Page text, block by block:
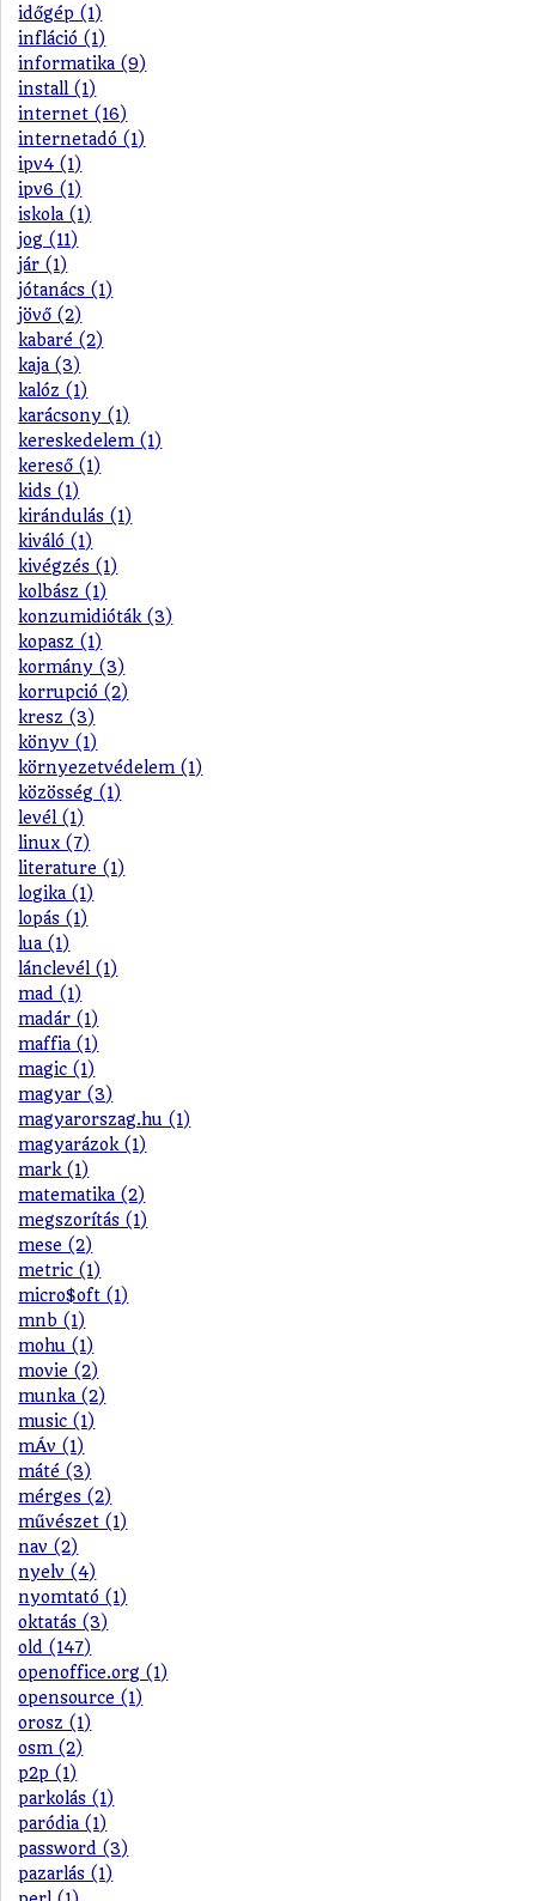
időgép (1)
infláció (1)
informatika (9)
install (1)
internet (16)
internetadó (1)
ipv4 (1)
ipv6 (1)
iskola (1)
jog (11)
jár (1)
jótanács (1)
jövő (2)
kabaré (2)
kaja (3)
kalóz (1)
karácsony (1)
kereskedelem (1)
kereső (1)
kids (1)
kirándulás (1)
kiváló (1)
kivégzés (1)
kolbász (1)
konzumidióták (3)
kopasz (1)
kormány (3)
korrupció (2)
kresz (3)
könyv (1)
környezetvédelem (1)
közösség (1)
levél (1)
linux (7)
literature (1)
logika (1)
lopás (1)
lua (1)
lánclevél (1)
mad (1)
madár (1)
maffia (1)
magic (1)
magyar (3)
magyarorszag.hu (1)
magyarázok (1)
mark (1)
matematika (2)
megszorítás (1)
mese (2)
metric (1)
micro$oft (1)
mnb (1)
mohu (1)
movie (2)
munka (2)
music (1)
mÁv (1)
máté (3)
mérges (2)
művészet (1)
nav (2)
nyelv (4)
nyomtató (1)
oktatás (3)
old (147)
openoffice.org (1)
opensource (1)
orosz (1)
osm (2)
p2p (1)
parkolás (1)
paródia (1)
password (3)
pazarlás (1)